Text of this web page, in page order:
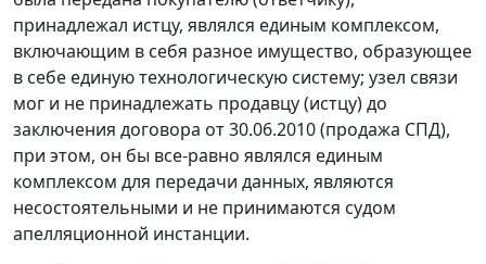
принадлежал истцу, являлся единым комплексом,
включающим в себя разное имущество, образующее
в себе единую технологическую систему; узел связи
мог и не принадлежать продавцу (истцу) до
заключения договора от 30.06.2010 (продажа СПД),
при этом, он бы все-равно являлся единым
комплексом для передачи данных, являются
несостоятельными и не принимаются судом
апелляционной инстанции.